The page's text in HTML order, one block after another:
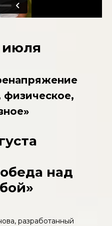
июля
физическое,
над
разработанный